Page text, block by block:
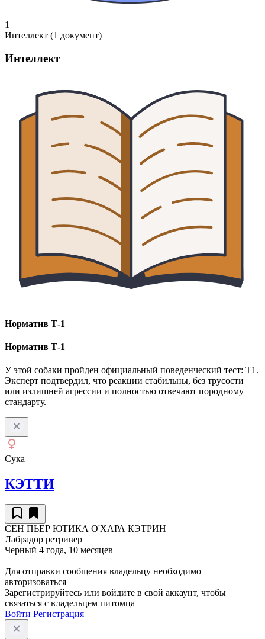
1
Интеллект (1 документ)
Интеллект
Норматив Т-1
Норматив Т-1
У этой собаки пройден официальный поведенческий тест: Т1.
Эксперт подтвердил, что реакции стабильны, без трусости
или излишней агрессии и полностью отвечают породному
стандарту.
Сука
КЭТТИ
СЕН ПЬЕР ЮТИКА О'ХАРА КЭТРИН
Лабрадор ретривер
Черный 4 года, 10 месяцев
Для отправки сообщения владельцу необходимо
авторизоваться
Зарегистрируйтесь или войдите в свой аккаунт, чтобы
связаться с владельцем питомца
Войти Регистрация